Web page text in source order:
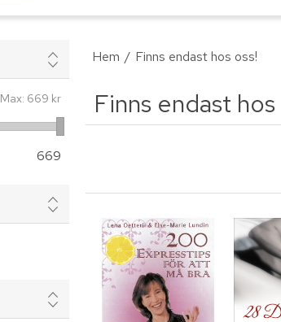
Max: 669 kr
669
Hem / Finns endast hos oss!
Finns endast hos